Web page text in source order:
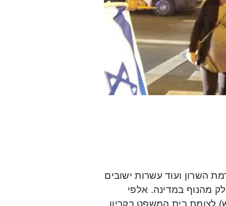
השרון ועוד עשרות ישובים
מהנוף במדינה. אלפי
לצומת בית המשפט בקריון